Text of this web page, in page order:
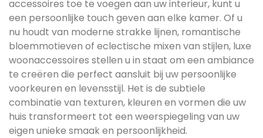
accessoires toe te voegen aan uw interieur, kunt u
een persoonlijke touch geven aan elke kamer. Of u
nu houdt van moderne strakke lijnen, romantische
bloemmotieven of eclectische mixen van stijlen, luxe
woonaccessoires stellen u in staat om een ambiance
te creëren die perfect aansluit bij uw persoonlijke
voorkeuren en levensstijl. Het is de subtiele
combinatie van texturen, kleuren en vormen die uw
huis transformeert tot een weerspiegeling van uw
eigen unieke smaak en persoonlijkheid.